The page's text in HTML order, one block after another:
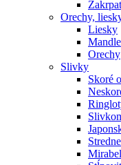
Orechy,
Liesky
Mandle
Orechy
Slivky
Skoré